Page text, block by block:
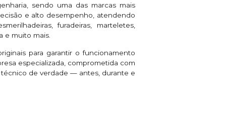
sendo uma das marcas mais
e alto desempenho, atendendo
furadeiras, marteletes,
e muito mais.
para garantir o funcionamento
especializada, comprometida com
de verdade — antes, durante e